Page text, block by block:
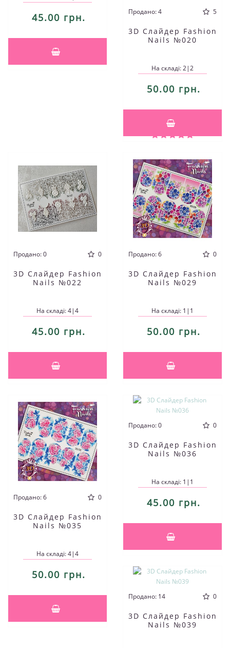
45.00 грн. Продано: 4 5
3D Слайдер Fashion
Nails №020
На складі: 2|2
50.00 грн.
Продано: 0 0
3D Слайдер Fashion
Nails №022
На складі: 4|4
45.00 грн.
Продано: 6 0
3D Слайдер Fashion
Nails №029
На складі: 1|1
50.00 грн.
Продано: 6 0
3D Слайдер Fashion
Nails №035
На складі: 4|4
50.00 грн.
Продано: 0 0
3D Слайдер Fashion
Nails №036
На складі: 1|1
45.00 грн.
Продано: 14 0
3D Слайдер Fashion
Nails №039